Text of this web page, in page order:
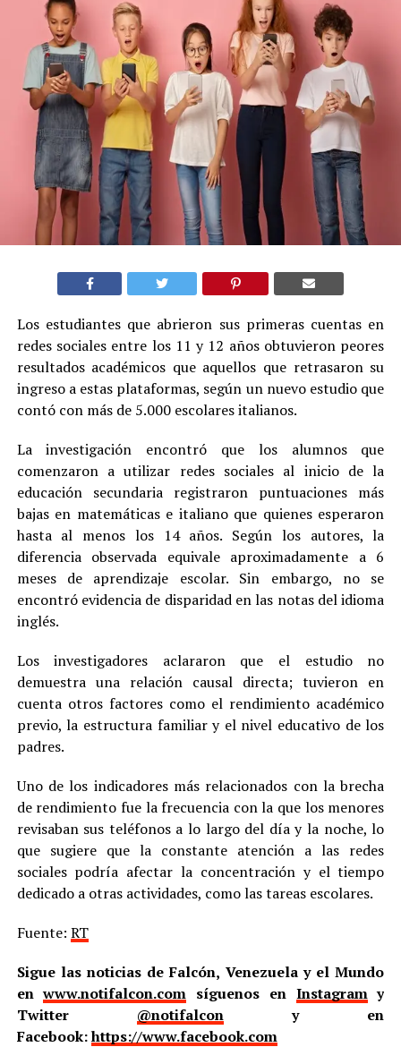
Los estudiantes que abrieron sus primeras cuentas en
redes sociales entre los 11 y 12 años obtuvieron peores
resultados académicos que aquellos que retrasaron su
ingreso a estas plataformas, según un nuevo estudio que
contó con más de 5.000 escolares italianos.
La investigación encontró que los alumnos que
comenzaron a utilizar redes sociales al inicio de la
educación secundaria registraron puntuaciones más
bajas en matemáticas e italiano que quienes esperaron
hasta al menos los 14 años. Según los autores, la
diferencia observada equivale aproximadamente a 6
meses de aprendizaje escolar. Sin embargo, no se
encontró evidencia de disparidad en las notas del idioma
inglés.
Los investigadores aclararon que el estudio no
demuestra una relación causal directa; tuvieron en
cuenta otros factores como el rendimiento académico
previo, la estructura familiar y el nivel educativo de los
padres.
Uno de los indicadores más relacionados con la brecha
de rendimiento fue la frecuencia con la que los menores
revisaban sus teléfonos a lo largo del día y la noche, lo
que sugiere que la constante atención a las redes
sociales podría afectar la concentración y el tiempo
dedicado a otras actividades, como las tareas escolares.
Fuente: RT
Sigue las noticias de Falcón, Venezuela y el Mundo
enwww.notifalcon.com síguenos en Instagramy
Twitter @notifalcony en
Facebook:https://www.facebook.com